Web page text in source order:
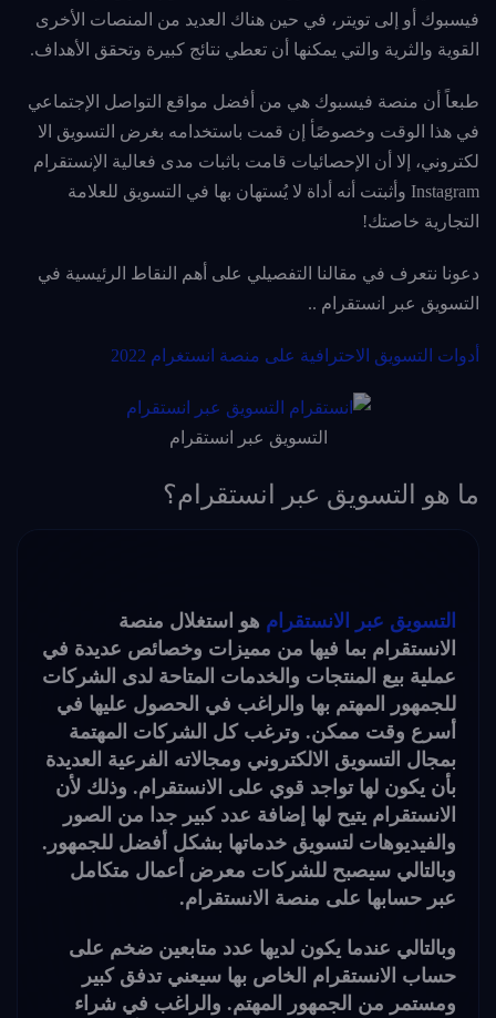
فيسبوك أو إلى تويتر، في حين هناك العديد من المنصات الأخرى
القوية والثرية والتي يمكنها أن تعطي نتائج كبيرة وتحقق الأهداف.
طبعاً أن منصة فيسبوك هي من أفضل مواقع التواصل الإجتماعي
في هذا الوقت وخصوصًأ إن قمت باستخدامه بغرض التسويق الا
لكتروني، إلا أن الإحصائيات قامت باثبات مدى فعالية الإنستقرام
Instagram وأثبتت أنه أداة لا يُستهان بها في التسويق للعلامة
التجارية خاصتك!
دعونا نتعرف في مقالنا التفصيلي على أهم النقاط الرئيسية في
التسويق عبر انستقرام ..
أدوات التسويق الاحترافية على منصة انستغرام 2022
التسويق عبر انستقرام
ما هو التسويق عبر انستقرام؟
التسويق عبر الانستقرام هو استغلال منصة
الانستقرام بما فيها من مميزات وخصائص عديدة في
عملية بيع المنتجات والخدمات المتاحة لدى الشركات
للجمهور المهتم بها والراغب في الحصول عليها في
أسرع وقت ممكن. وترغب كل الشركات المهتمة
بمجال التسويق الالكتروني ومجالاته الفرعية العديدة
بأن يكون لها تواجد قوي على الانستقرام. وذلك لأن
الانستقرام يتيح لها إضافة عدد كبير جدا من الصور
والفيديوهات لتسويق خدماتها بشكل أفضل للجمهور.
وبالتالي سيصبح للشركات معرض أعمال متكامل
عبر حسابها على منصة الانستقرام.
وبالتالي عندما يكون لديها عدد متابعين ضخم على
حساب الانستقرام الخاص بها سيعني تدفق كبير
ومستمر من الجمهور المهتم. والراغب في شراء